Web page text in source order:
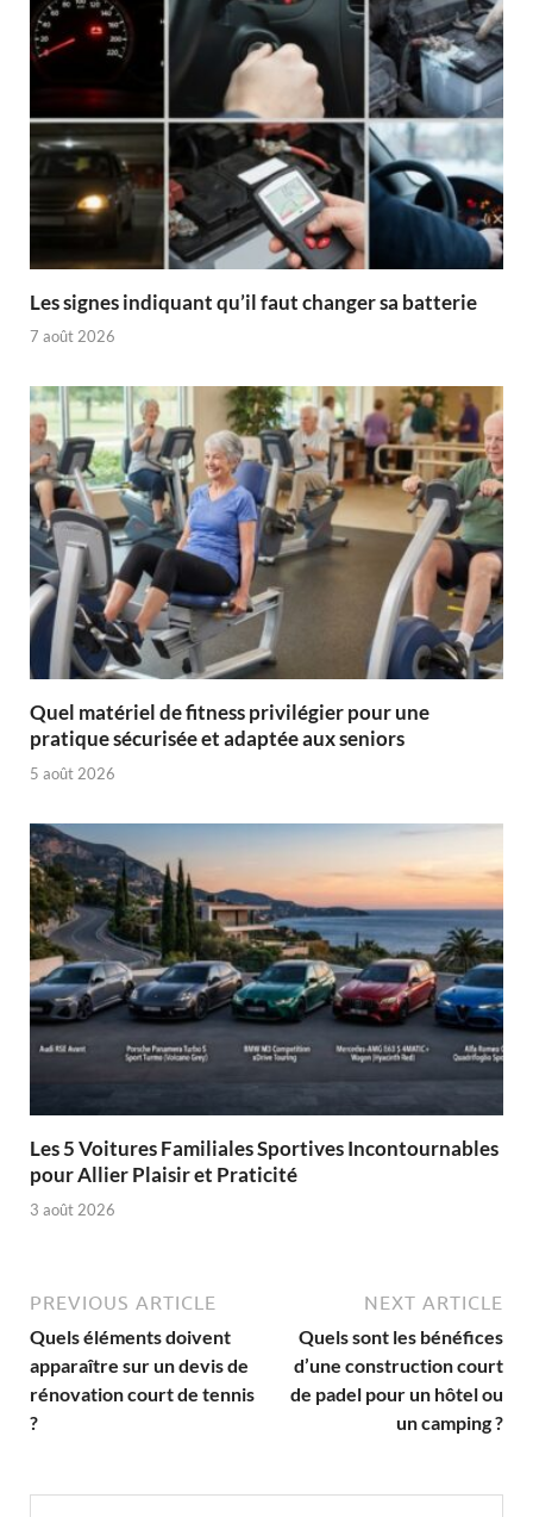
Les signes indiquant qu’il faut changer sa batterie
7 août 2026
Quel matériel de fitness privilégier pour une
pratique sécurisée et adaptée aux seniors
5 août 2026
Les 5 Voitures Familiales Sportives Incontournables
pour Allier Plaisir et Praticité
3 août 2026
PREVIOUS ARTICLE
Quels éléments doivent
apparaître sur un devis de
rénovation court de tennis
?
NEXT ARTICLE
Quels sont les bénéfices
d’une construction court
de padel pour un hôtel ou
un camping ?